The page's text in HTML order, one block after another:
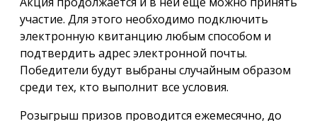
участие. Для этого необходимо подключить
электронную квитанцию любым способом и
подтвердить адрес электронной почты.
Победители будут выбраны случайным образом
среди тех, кто выполнит все условия.
Розыгрыш призов проводится ежемесячно, до